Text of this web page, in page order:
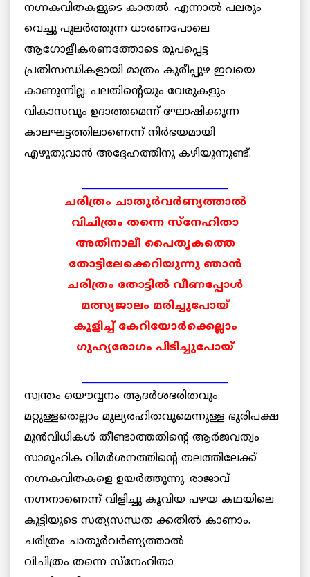
നഗ്നകവിതകളുടെ കാതല്‍. എന്നാല്‍ പലരും
വെച്ചു പുലര്‍ത്തുന്ന ധാരണപോലെ
ആഗോളീകരണത്തോടെ രൂപപ്പെട്ട
പ്രതിസന്ധികളായി മാത്രം കുരീപ്പുഴ ഇവയെ
കാണുന്നില്ല. പലതിന്റെയും വേരുകളും
വികാസവും ഉദാത്തമെന്ന് ഘോഷിക്കുന്ന
കാലഘട്ടത്തിലാണെന്ന് നിര്‍ഭയമായി
എഴുതുവാന്‍ അദ്ദേഹത്തിനു കഴിയുന്നുണ്ട്.
______________________________
ചരിത്രം ചാതുര്‍വര്‍ണ്യത്താല്‍
വിചിത്രം തന്നെ സ്നേഹിതാ
അതിനാലീ പൈതൃകത്തെ
തോട്ടിലേക്കെറിയുന്നു ഞാന്‍
ചരിത്രം തോട്ടില്‍ വീണപ്പോള്‍
മത്സ്യജാലം മരിച്ചുപോയ്
കുളിച്ച് കേറിയോര്‍ക്കെല്ലാം
ഗുഹ്യരോഗം പിടിച്ചുപോയ്
______________________________
സ്വന്തം യൌവ്വനം ആദര്‍ശഭരിതവും
മറ്റുള്ളതെല്ലാം മൂല്യരഹിതവുമെന്നുള്ള ഭൂരിപക്ഷ
മുന്‍വിധികള്‍ തീണ്ടാത്തതിന്റെ ആര്‍ജവത്വം
സാമൂഹിക വിമര്‍ശനത്തിന്റെ തലത്തിലേക്ക്
നഗ്നകവിതകളെ ഉയര്‍ത്തുന്നു. രാജാവ്
നഗ്നനാണെന്ന് വിളിച്ചു കൂവിയ പഴയ കഥയിലെ
കുട്ടിയുടെ സത്യസന്ധത ക്കതില്‍ കാണാം.
ചരിത്രം ചാതുര്‍വര്‍ണ്യത്താല്‍
വിചിത്രം തന്നെ സ്നേഹിതാ